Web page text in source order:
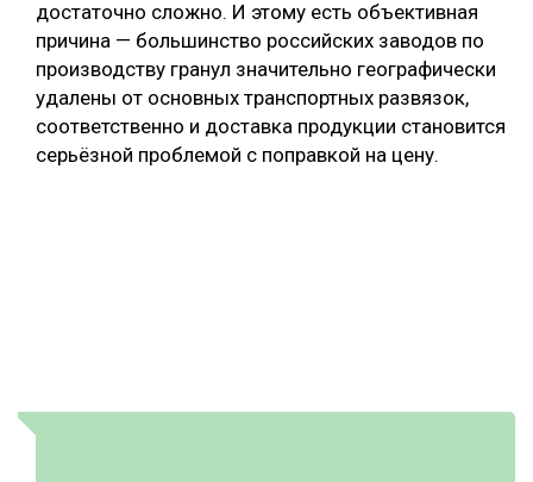
достаточно сложно. И этому есть объективная
причина — большинство российских заводов по
производству гранул значительно географически
удалены от основных транспортных развязок,
соответственно и доставка продукции становится
серьёзной проблемой с поправкой на цену.